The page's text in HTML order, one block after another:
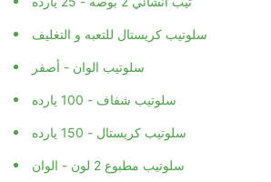
سلوتيب كريستال للتعبه و التغليف
سلوتيب الوان - أصفر
سلوتيب شفاف - 100 يارده
سلوتيب كريستال - 150 يارده
سلوتيب مطبوع 2 لون - الوان